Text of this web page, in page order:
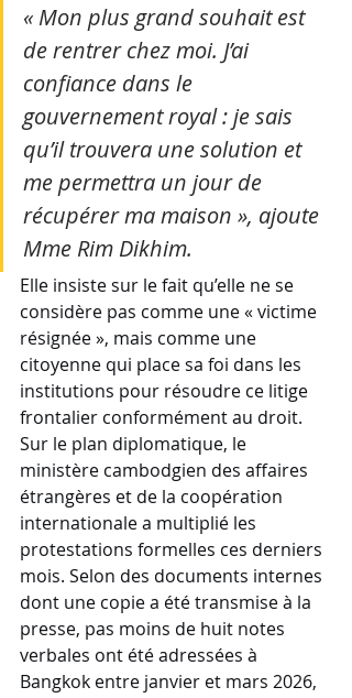
« Mon plus grand souhait est
de rentrer chez moi. J’ai
confiance dans le
gouvernement royal : je sais
qu’il trouvera une solution et
me permettra un jour de
récupérer ma maison », ajoute
Mme Rim Dikhim.
Elle insiste sur le fait qu’elle ne se
considère pas comme une « victime
résignée », mais comme une
citoyenne qui place sa foi dans les
institutions pour résoudre ce litige
frontalier conformément au droit.
Sur le plan diplomatique, le
ministère cambodgien des affaires
étrangères et de la coopération
internationale a multiplié les
protestations formelles ces derniers
mois. Selon des documents internes
dont une copie a été transmise à la
presse, pas moins de huit notes
verbales ont été adressées à
Bangkok entre janvier et mars 2026,